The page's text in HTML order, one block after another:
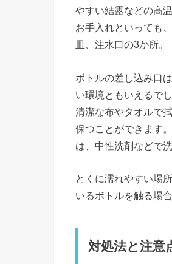
やすい結露などの高
お手入れといっても
皿、注水口の3か所。
ボトルの差し込み口
い環境ともいえるで
清潔な布やタオルで
保つことができます
は、中性洗剤などで
とくに濡れやすい場
いるボトルを触る場
対処法と注意